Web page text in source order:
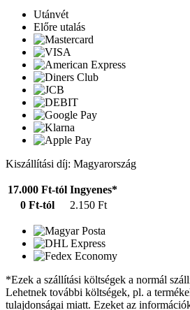
Utánvét
Előre utalás
Kiszállítási díj: Magyarország
17.000 Ft-tól Ingyenes*
0 Ft-tól
2.150 Ft
*Ezek a szállítási költségek a normál
Lehetnek további költségek, pl. a
tulajdonságai miatt. Ezeket az